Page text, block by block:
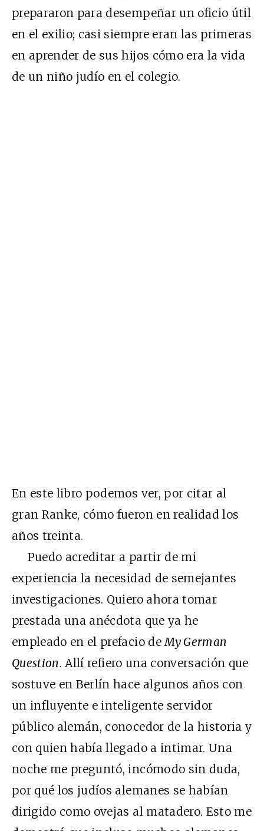
prepararon para desempeñar un oficio útil
en el exilio; casi siempre eran las primeras
en aprender de sus hijos cómo era la vida
de un niño judío en el colegio.
En este libro podemos ver, por citar al
gran Ranke, cómo fueron en realidad los
años treinta.
Puedo acreditar a partir de mi
experiencia la necesidad de semejantes
investigaciones. Quiero ahora tomar
prestada una anécdota que ya he
empleado en el prefacio deMy German
Question. Allí refiero una conversación que
sostuve en Berlín hace algunos años con
un influyente e inteligente servidor
público alemán, conocedor de la historia y
con quien había llegado a intimar. Una
noche me preguntó, incómodo sin duda,
por qué los judíos alemanes se habían
dirigido como ovejas al matadero. Esto me